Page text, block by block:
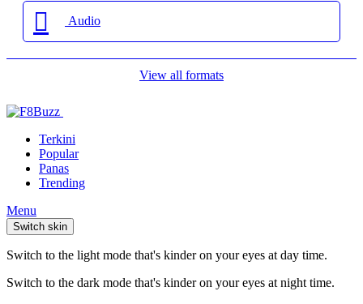
Audio
View all formats
Terkini
Popular
Panas
Trending
Menu
Switch skin
Switch to the light mode that's kinder on your eyes at day time.
Switch to the dark mode that's kinder on your eyes at night time.